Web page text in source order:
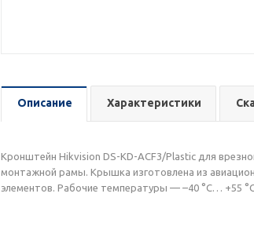
Описание Характеристики
Кронштейн Hikvision DS-KD-ACF3/Plastic для
монтажной рамы. Крышка изготовлена из
элементов. Рабочие температуры — –40 °C… +55